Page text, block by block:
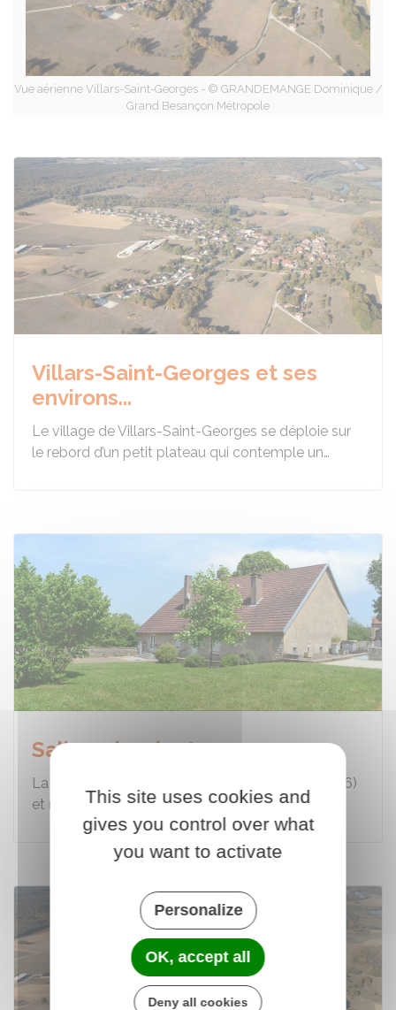
Vue aérienne Villars-Saint-Georges - © GRANDEMANGE Dominique /
Grand Besançon Métropole
Villars-Saint-Georges et ses
environs...
Le village de Villars-Saint-Georges se déploie sur
le rebord d’un petit plateau qui contemple un…
Salle polyvalente
La salle polyvalente a été inaugurée (février 2026)
et rebaptisée en hommage à Gérard Anguenot,…
This site uses cookies and
gives you control over what
you want to activate
Personalize
OK, accept all
Deny all cookies